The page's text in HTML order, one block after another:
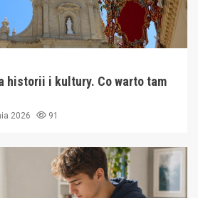
historii i kultury. Co warto tam
2026 91